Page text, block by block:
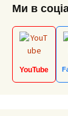
Ми в
YouTube